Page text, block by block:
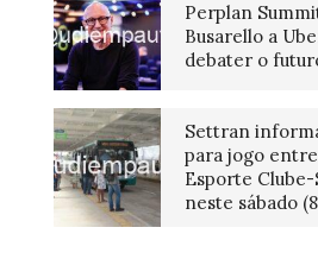
Perplan
Busarello a
debater o
Settran
para jogo
Esporte Clube-
neste sábado